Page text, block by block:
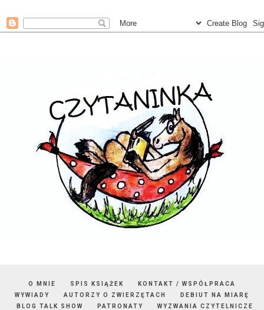
O MNIE SPIS KSIĄŻEK
KONTAKT / WSPÓŁPRACA
WYWIADY
AUTORZY O ZWIERZĘTACH
DEBIUT NA MIARĘ
BLOG TALK SHOW
PATRONATY
WYZWANIA CZYTELNICZE